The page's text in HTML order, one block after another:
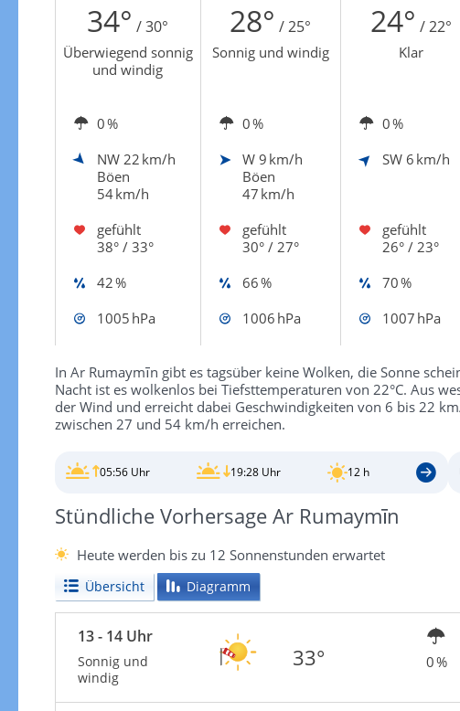
34° / 30° 28° / 25° 24° / 22°
Überwiegend sonnig
und windig
Sonnig und windig Klar
0 % 0 % 0 %
NW 22 km/h
Böen
54 km/h
W 9 km/h
Böen
47 km/h
SW 6 km/h
gefühlt
38° / 33°
gefühlt
30° / 27°
gefühlt
26° / 23°
42 % 66 % 70 %
1005 hPa
1006 hPa 1007 hPa
In Ar Rumaymīn gibt es tagsüber keine Wolken, die Sonne
Nacht ist es wolkenlos bei Tiefsttemperaturen von 22°C. Aus
der Wind und erreicht dabei Geschwindigkeiten von 6 bis 22
zwischen 27 und 54 km/h erreichen.
05:56 Uhr 19:28 Uhr 12 h
Stündliche Vorhersage Ar Rumaymīn
Heute werden bis zu 12 Sonnenstunden erwartet
Übersicht Diagramm
13 - 14 Uhr
Sonnig und
windig
33° 0 %